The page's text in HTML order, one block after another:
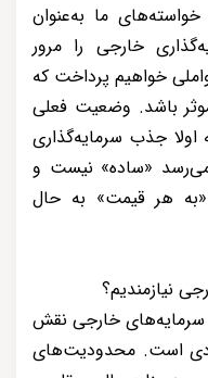
ما به‌عنوان
خارجی را مرور
خواهیم پرداخت که
باشد. وضعیت فعلی
جذب سرمایه‌گذاری
می‌رسد «ساده» نیست و
«به هر قیمت» به حال
نیازمندیم؟
سرمایه‌های خارجی نقش
است. محدودیت‌های